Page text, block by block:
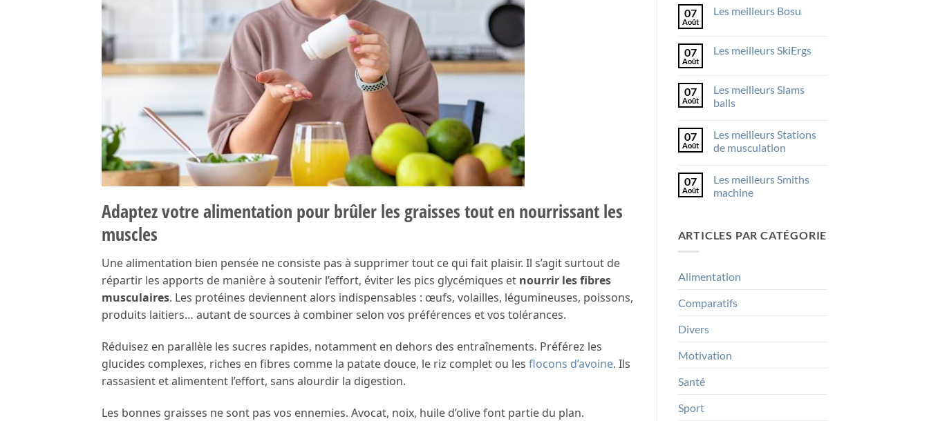
Adaptez votre alimentation pour brûler les graisses tout en nourrissant les
muscles
Une alimentation bien pensée ne consiste pas à supprimer tout ce qui fait plaisir. Il s’agit surtout de
répartir les apports de manière à soutenir l’effort, éviter les pics glycémiques et nourrir les fibres
musculaires. Les protéines deviennent alors indispensables : œufs, volailles, légumineuses, poissons,
produits laitiers… autant de sources à combiner selon vos préférences et vos tolérances.
Réduisez en parallèle les sucres rapides, notamment en dehors des entraînements. Préférez les
glucides complexes, riches en fibres comme la patate douce, le riz complet ou les flocons d’avoine. Ils
rassasient et alimentent l’effort, sans alourdir la digestion.
Les bonnes graisses ne sont pas vos ennemies. Avocat, noix, huile d’olive font partie du plan.
07
Août
Les meilleurs Bosu
Les
07
Août
Les meilleurs SkiErgs
Les
meilleurs
SkiErgs
07
Août
Les meilleurs Slams
balls
sur
Les
meilleurs
07
Août
Les meilleurs Stations
de musculation
sur
meilleurs
07
Août
Les meilleurs Smiths
machine
Les
meilleurs
ARTICLES PAR CATÉGORIE
Alimentation
Comparatifs
Divers
Motivation
Santé
Sport